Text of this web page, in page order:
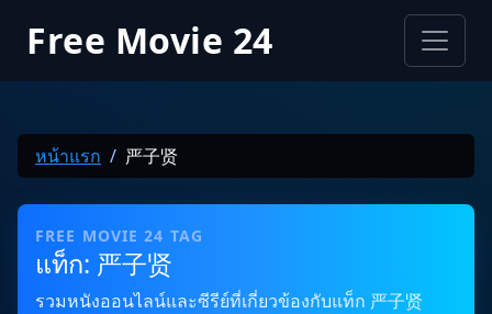
Free Movie 24
หน้าแรก 严子贤
FREE MOVIE 24 TAG
แท็ก: 严子贤
รวมหนังออนไลน์และซีรีย์ที่เกี่ยวข้องกับแท็ก 严子贤